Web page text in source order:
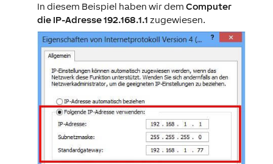
In diesem Beispiel haben wir dem Computer
die IP-Adresse 192.168.1.1 zugewiesen.